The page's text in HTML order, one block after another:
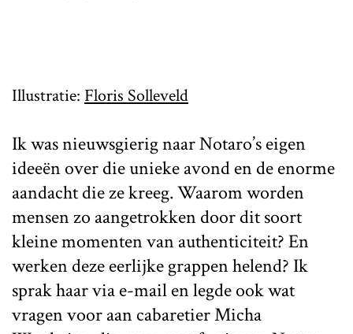
Illustratie: Floris Solleveld
Ik was nieuwsgierig naar Notaro’s eigen
ideeën over die unieke avond en de enorme
aandacht die ze kreeg. Waarom worden
mensen zo aangetrokken door dit soort
kleine momenten van authenticiteit? En
werken deze eerlijke grappen helend? Ik
sprak haar via e-mail en legde ook wat
vragen voor aan cabaretier Micha